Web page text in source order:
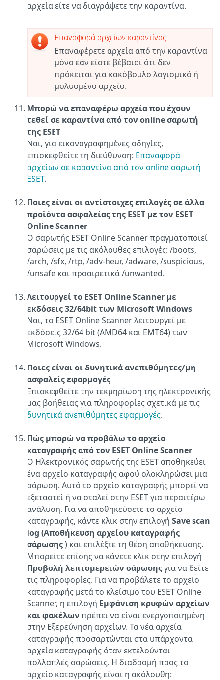
αρχεία είτε να διαγράψετε την καραντίνα.
Επαναφορά αρχείων καραντίνας
Επαναφέρετε αρχεία από την καραντίνα
μόνο εάν είστε βέβαιοι ότι δεν
πρόκειται για κακόβουλο λογισμικό ή
μολυσμένο αρχείο.
Μπορώ να επαναφέρω αρχεία που έχουν
τεθεί σε καραντίνα από τον online σαρωτή
της ESET
Ναι, για εικονογραφημένες οδηγίες,
επισκεφθείτε τη διεύθυνση: Επαναφορά
αρχείων σε καραντίνα από τον online σαρωτή
ESET.
Ποιες είναι οι αντίστοιχες επιλογές σε άλλα
προϊόντα ασφαλείας της ESET με τον ESET
Online Scanner
Ο σαρωτής ESET Online Scanner πραγματοποιεί
σαρώσεις με τις ακόλουθες επιλογές: /boots,
/arch, /sfx, /rtp, /adv-heur, /adware, /suspicious,
/unsafe και προαιρετικά /unwanted.
Λειτουργεί το ESET Online Scanner με
εκδόσεις 32/64bit των Microsoft Windows
Ναι, το ESET Online Scanner λειτουργεί με
εκδόσεις 32/64 bit (AMD64 και EMT64) των
Microsoft Windows.
Ποιες είναι οι δυνητικά ανεπιθύμητες/μη
ασφαλείς εφαρμογές
Επισκεφθείτε την τεκμηρίωση της ηλεκτρονικής
μας βοήθειας για πληροφορίες σχετικά με τις
δυνητικά ανεπιθύμητες εφαρμογές.
Πώς μπορώ να προβάλω το αρχείο
καταγραφής από τον ESET Online Scanner
Ο Ηλεκτρονικός σαρωτής της ESET αποθηκεύει
ένα αρχείο καταγραφής αφού ολοκληρώσει μια
σάρωση. Αυτό το αρχείο καταγραφής μπορεί να
εξεταστεί ή να σταλεί στην ESET για περαιτέρω
ανάλυση. Για να αποθηκεύσετε το αρχείο
καταγραφής, κάντε κλικ στην επιλογή Save scan
log (Αποθήκευση αρχείου καταγραφής
σάρωσης) και επιλέξτε τη θέση αποθήκευσης.
Μπορείτε επίσης να κάνετε κλικ στην επιλογή
Προβολή λεπτομερειών σάρωσηςγια να δείτε
τις πληροφορίες. Για να προβάλετε το αρχείο
καταγραφής μετά το κλείσιμο του ESET Online
Scanner, η επιλογή Εμφάνιση κρυφών αρχείων
και φακέλων πρέπει να είναι ενεργοποιημένη
στην Εξερεύνηση αρχείων. Τα νέα αρχεία
καταγραφής προσαρτώνται στα υπάρχοντα
αρχεία καταγραφής όταν εκτελούνται
πολλαπλές σαρώσεις. Η διαδρομή προς το
αρχείο καταγραφής είναι η ακόλουθη: